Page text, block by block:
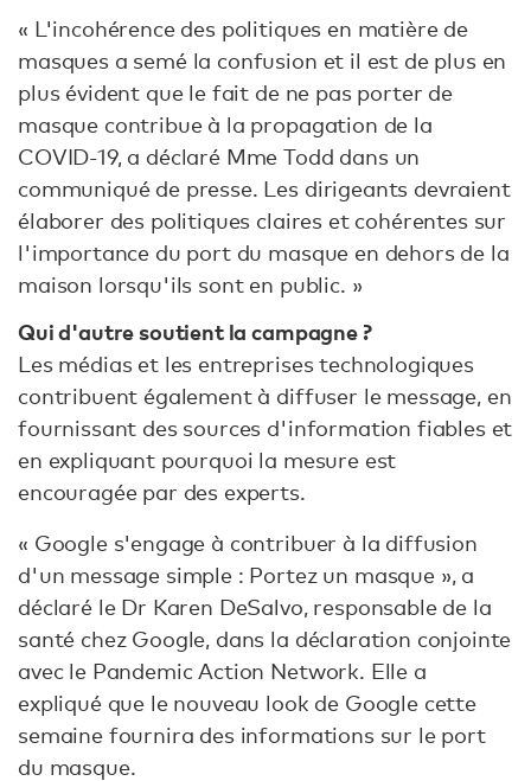
« L'incohérence des politiques en matière de
masques a semé la confusion et il est de plus en
plus évident que le fait de ne pas porter de
masque contribue à la propagation de la
COVID-19, a déclaré Mme Todd dans un
communiqué de presse. Les dirigeants devraient
élaborer des politiques claires et cohérentes sur
l'importance du port du masque en dehors de la
maison lorsqu'ils sont en public. »
Qui d'autre soutient la campagne ?
Les médias et les entreprises technologiques
contribuent également à diffuser le message, en
fournissant des sources d'information fiables et
en expliquant pourquoi la mesure est
encouragée par des experts.
« Google s'engage à contribuer à la diffusion
d'un message simple : Portez un masque », a
déclaré le Dr Karen DeSalvo, responsable de la
santé chez Google, dans la déclaration conjointe
avec le Pandemic Action Network. Elle a
expliqué que le nouveau look de Google cette
semaine fournira des informations sur le port
du masque.